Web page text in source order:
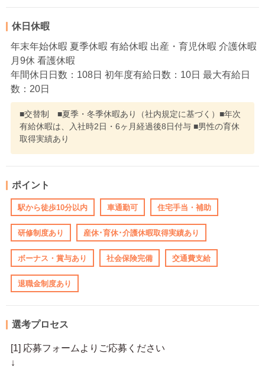
休日休暇
年末年始休暇 夏季休暇 有給休暇 出産・育児休暇 介護休暇
月9休 看護休暇
年間休日日数：108日 初年度有給日数：10日 最大有給日
数：20日
■交替制 ■夏季・冬季休暇あり（社内規定に基づく）■年次
有給休暇は、入社時2日・6ヶ月経過後8日付与 ■男性の育休
取得実績あり
ポイント
駅から徒歩10分以内 車通勤可 住宅手当・補助
研修制度あり 産休･育休･介護休暇取得実績あり
ボーナス・賞与あり 社会保険完備 交通費支給
退職金制度あり
選考プロセス
[1] 応募フォームよりご応募ください
↓